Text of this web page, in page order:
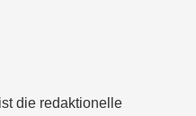
die redaktionelle